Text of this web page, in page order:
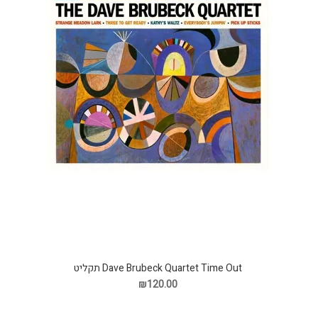
Dave Brubeck Quartet Time Out תקליט
₪120.00